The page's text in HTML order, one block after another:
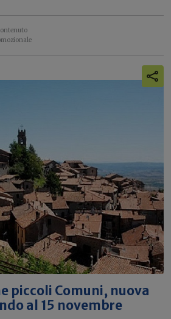
piccoli Comuni, nuova
al 15 novembre